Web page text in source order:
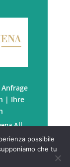
Anfrage
| Ihre
All
possibile
che tu